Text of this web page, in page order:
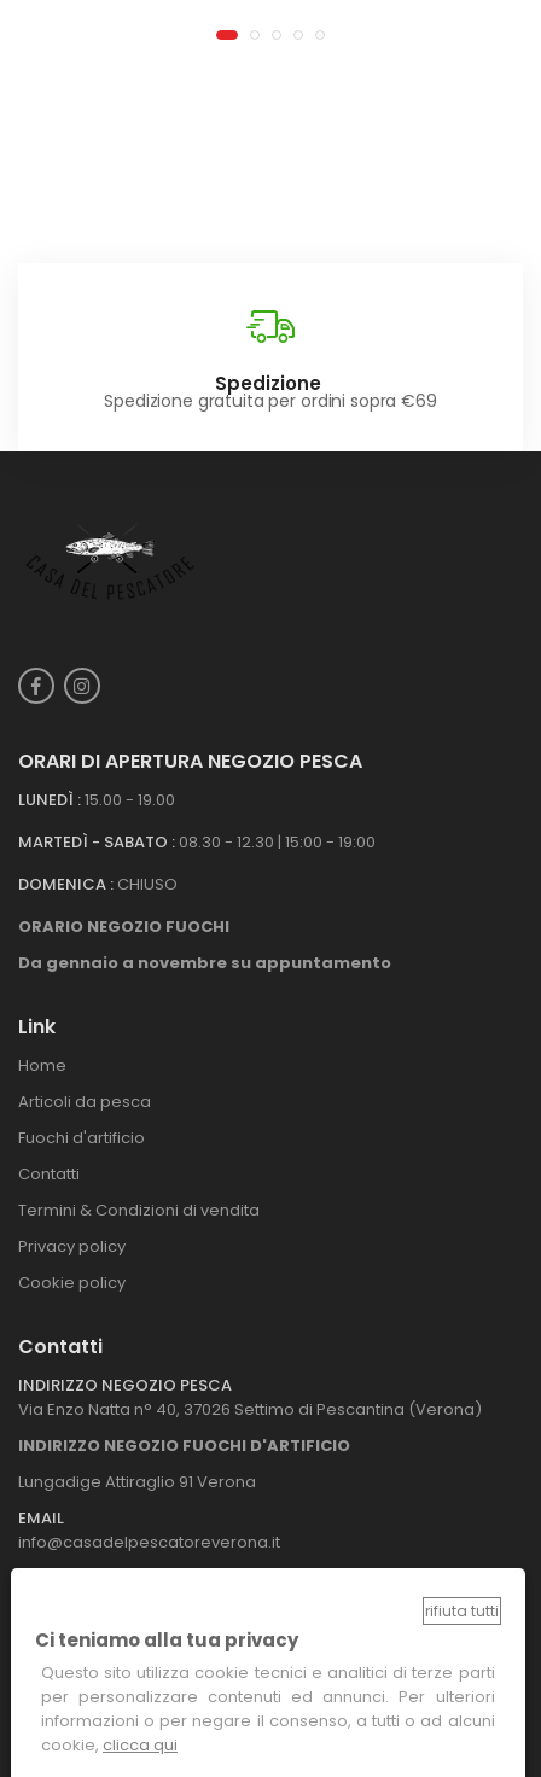
Spedizione
Spedizione gratuita per ordini sopra €69
ORARI DI APERTURA NEGOZIO PESCA
LUNEDÌ :15.00 - 19.00
MARTEDÌ - SABATO : 08.30 - 12.30 | 15:00 - 19:00
DOMENICA : CHIUSO
ORARIO NEGOZIO FUOCHI
Da gennaio a novembre su appuntamento
Link
Home
Articoli da pesca
Fuochi d'artificio
Contatti
Termini & Condizioni di vendita
Privacy policy
Cookie policy
Contatti
INDIRIZZO NEGOZIO PESCA
Via Enzo Natta n° 40, 37026 Settimo di Pescantina (Verona)
INDIRIZZO NEGOZIO FUOCHI D'ARTIFICIO
Lungadige Attiraglio 91 Verona
EMAIL
info@casadelpescatoreverona.it
CELLULARE
+39 347 1456238
Metodi Di Pagamento
rifiuta tutti
Ci teniamo alla tua privacy
Questo sito utilizza cookie tecnici e analitici di terze parti
per personalizzare contenuti ed annunci. Per ulteriori
informazioni o per negare il consenso, a tutti o ad alcuni
cookie, clicca qui